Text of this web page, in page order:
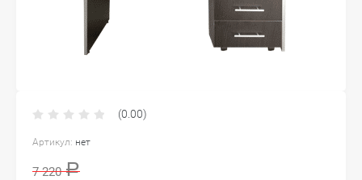
(0.00)
Артикул: нет
7 220 Р